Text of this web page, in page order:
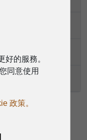
好的服務。
同意使用
政策。